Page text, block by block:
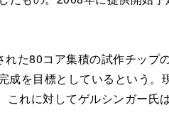
た80コア集積の試作チップ
を目標としているという
れに対してゲルシンガー氏